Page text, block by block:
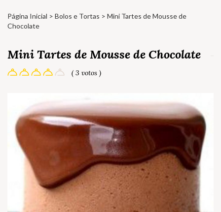
Página Inicial > Bolos e Tortas > Mini Tartes de Mousse de
Chocolate
Mini Tartes de Mousse de Chocolate
( 3 votos )